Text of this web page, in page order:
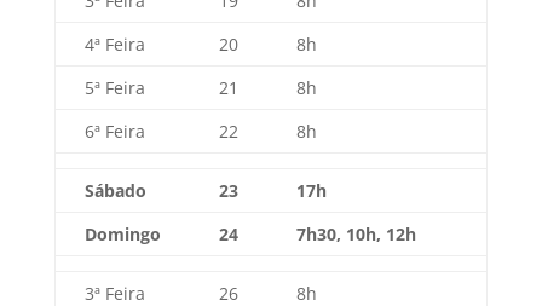
4ª Feira
20
8h
5ª Feira
21
8h
6ª Feira
22 8h
Sábado 23
17h
Domingo
24 7h30, 10h, 12h
3ª Feira 26
8h